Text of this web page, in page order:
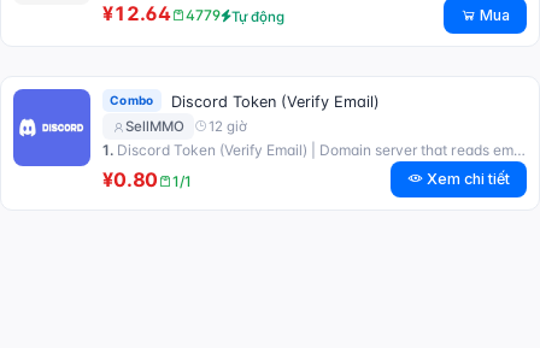
¥12.64 4779 Tự động Mua
Combo Discord Token (Verify Email)
SellMMO 12 giờ
1. Discord Token (Verify Email) | Domain server that reads email
¥0.80 1/1 Xem chi tiết